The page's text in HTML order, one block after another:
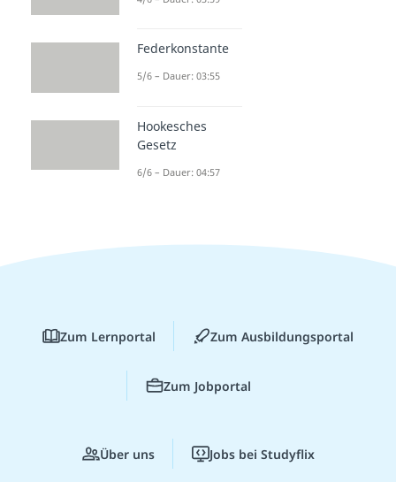
Federkonstante
5/6 – Dauer: 03:55
Hookesches
Gesetz
6/6 – Dauer: 04:57
Zum Lernportal Zum Ausbildungsportal
Zum Jobportal
Über uns Jobs bei Studyflix